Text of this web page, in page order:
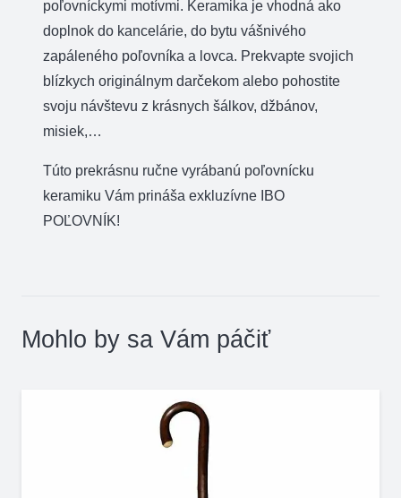
poľovníckymi motívmi. Keramika je vhodná ako
doplnok do kancelárie, do bytu vášnivého
zapáleného poľovníka a lovca. Prekvapte svojich
blízkych originálnym darčekom alebo pohostite
svoju návštevu z krásnych šálkov, džbánov,
misiek,…
Túto prekrásnu ručne vyrábanú poľovnícku
keramiku Vám prináša exkluzívne IBO
POĽOVNÍK!
Mohlo by sa Vám páčiť